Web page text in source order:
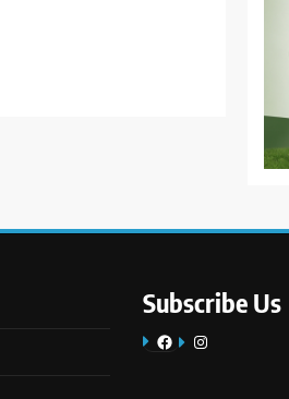
Subscribe Us
FacebookInstagram